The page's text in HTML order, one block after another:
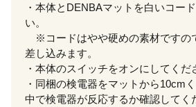
・本体とDENBAマットを白いコー
い。
※コードはやや硬めの素材ですの
差し込みます。
・本体のスイッチをオンにしてくだ
・同梱の検電器をマットから10cm
中で検電器が反応するか確認してく